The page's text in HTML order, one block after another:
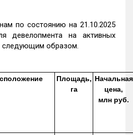
по состоянию на 21.10.2025
девелопмента на активных
следующим образом.
Площадь,
га
Начальная
цена,
млн руб.